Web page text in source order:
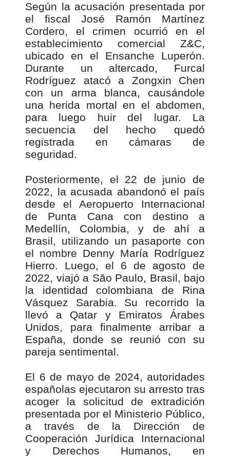
Según la acusación presentada por
el fiscal José Ramón Martínez
Cordero, el crimen ocurrió en el
establecimiento comercial Z&C,
ubicado en el Ensanche Luperón.
Durante un altercado, Furcal
Rodríguez atacó a Zongxin Chen
con un arma blanca, causándole
una herida mortal en el abdomen,
para luego huir del lugar. La
secuencia del hecho quedó
registrada en cámaras de
seguridad.
Posteriormente, el 22 de junio de
2022, la acusada abandonó el país
desde el Aeropuerto Internacional
de Punta Cana con destino a
Medellín, Colombia, y de ahí a
Brasil, utilizando un pasaporte con
el nombre Denny María Rodríguez
Hierro. Luego, el 6 de agosto de
2022, viajó a São Paulo, Brasil, bajo
la identidad colombiana de Rina
Vásquez Sarabia. Su recorrido la
llevó a Qatar y Emiratos Árabes
Unidos, para finalmente arribar a
España, donde se reunió con su
pareja sentimental.
El 6 de mayo de 2024, autoridades
españolas ejecutaron su arresto tras
acoger la solicitud de extradición
presentada por el Ministerio Público,
a través de la Dirección de
Cooperación Jurídica Internacional
y Derechos Humanos, en